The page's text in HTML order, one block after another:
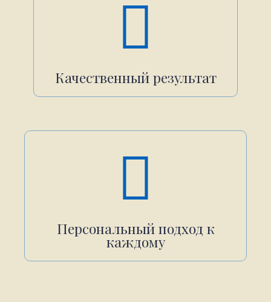
Качественный результат
Персональный подход к
каждому